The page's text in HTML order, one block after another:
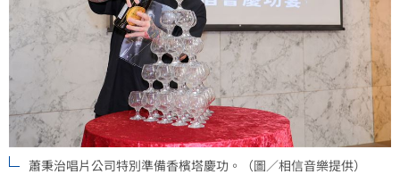
蕭秉治唱片公司特別準備香檳塔慶功。（圖／相信音樂提供）